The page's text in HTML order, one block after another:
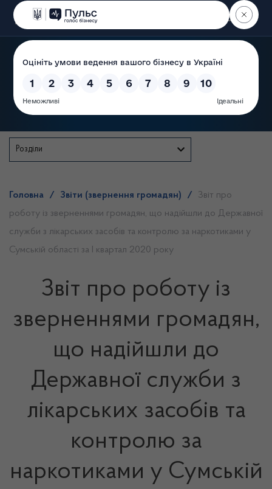
Пошук
Розділи
Головна / Звіти (звернення громадян) /
Звіт про
роботу із зверненнями громадян, що надійшли до Державної
служби з лікарських засобів та контролю за наркотиками у
Сумській області за І квартал 2020 року
Звіт про роботу із
зверненнями громадян,
що надійшли до
Державної служби з
лікарських засобів та
контролю за
наркотиками у Сумській